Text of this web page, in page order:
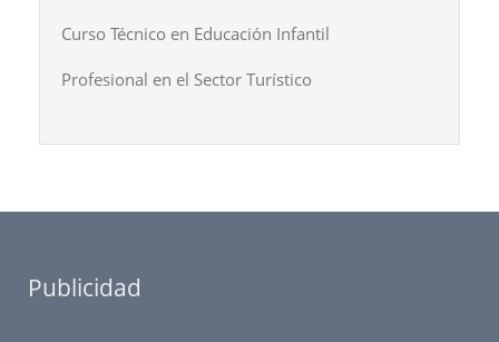
Curso Técnico en Educación Infantil
Profesional en el Sector Turístico
Publicidad